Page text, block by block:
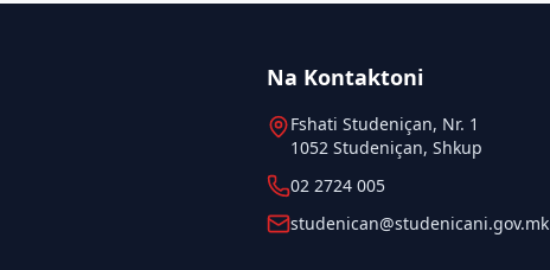
Na Kontaktoni
Fshati Studeniçan, Nr. 1
1052 Studeniçan, Shkup
02 2724 005
studenican@studenicani.gov.mk